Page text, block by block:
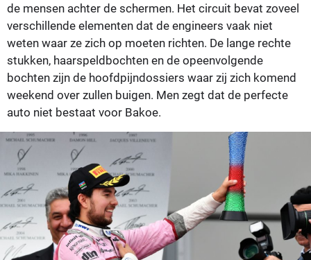
de mensen achter de schermen. Het circuit bevat zoveel
verschillende elementen dat de engineers vaak niet
weten waar ze zich op moeten richten. De lange rechte
stukken, haarspeldbochten en de opeenvolgende
bochten zijn de hoofdpijndossiers waar zij zich komend
weekend over zullen buigen. Men zegt dat de perfecte
auto niet bestaat voor Bakoe.